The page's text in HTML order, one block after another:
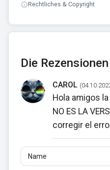
Rechtliches & Copyright
Die
CAROL
Hola amigos
NO ES LA
corregir el
Name
E-Mail
Rezensionen
Mindestens 10 Zeichen.